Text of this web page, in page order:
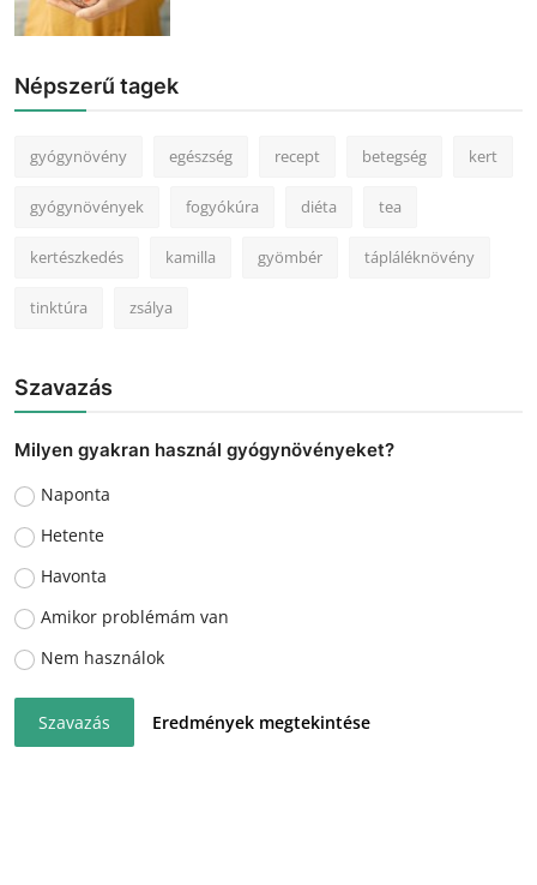
Népszerű tagek
gyógynövény egészség recept betegség kert
gyógynövények fogyókúra diéta tea
kertészkedés kamilla gyömbér tápláléknövény
tinktúra zsálya
Szavazás
Milyen gyakran használ gyógynövényeket?
Naponta
Hetente
Havonta
Amikor problémám van
Nem használok
Szavazás Eredmények megtekintése